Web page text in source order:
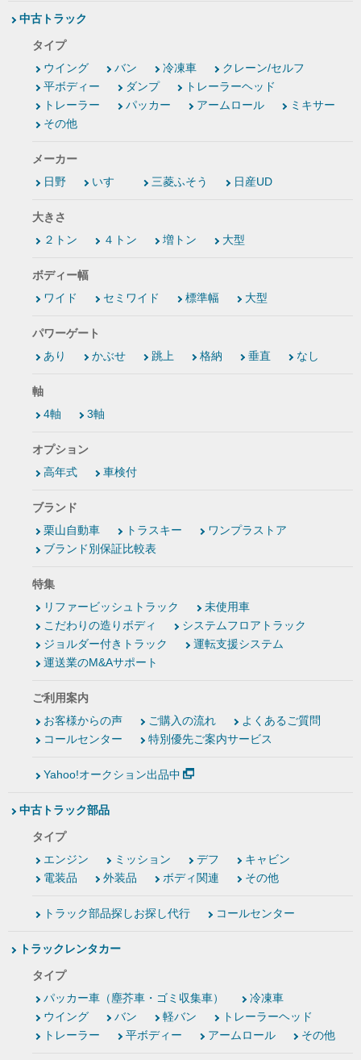
中古トラック
タイプ
ウイング
バン 冷凍車
クレーン/セルフ
平ボディー
ダンプ
トレーラーヘッド
トレーラー
パッカー アームロール
ミキサー
その他
メーカー
日野
いすゞ 三菱ふそう 日産UD
大きさ
２トン
４トン 増トン 大型
ボディー幅
ワイド
セミワイド 標準幅 大型
パワーゲート
あり
かぶせ 跳上 格納 垂直 なし
軸
4軸
3軸
オプション
高年式
車検付
ブランド
栗山自動車
トラスキー
ワンプラストア
ブランド別保証比較表
特集
リファービッシュトラック
未使用車
こだわりの造りボディ
システムフロアトラック
ジョルダー付きトラック
運転支援システム
運送業のM&Aサポート
ご利用案内
お客様からの声
ご購入の流れ
よくあるご質問
コールセンター
特別優先ご案内サービス
Yahoo!オークション出品中
中古トラック部品
タイプ
エンジン
ミッション デフ
キャビン
電装品
外装品 ボディ関連 その他
トラック部品探しお探し代行 コールセンター
トラックレンタカー
タイプ
パッカー車（塵芥車・ゴミ収集車）
冷凍車
ウイング
バン 軽バン
トレーラーヘッド
トレーラー
平ボディー アームロール その他